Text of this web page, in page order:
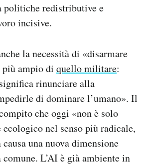
politiche redistributive e
incisive.
la necessità di «disarmare
più ampio di quello militare:
rinunciare alla
di dominare l’umano». Il
che oggi «non è solo
nel senso più radicale,
una nuova dimensione
L’AI è già ambiente in